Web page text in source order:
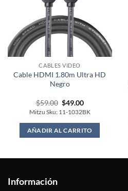
CABLES VIDEO
Cable HDMI 1.80m Ultra HD
Negro
$59.00 Original
price
was:
$59.00.
$49.00Current
price
is:
$49.00.
Mitzu Sku: 11-1032BK
AÑADIR AL CARRITO
Información